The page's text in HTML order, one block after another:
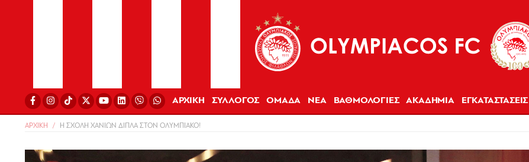
ΑΡΧΙΚΗ ΣΥΛΛΟΓΟΣ ΟΜΑΔΑ ΝΕΑ ΒΑΘΜΟΛΟΓΙΕΣ ΑΚΑΔΗΜΙΑ ΕΓΚΑΤΑΣΤΑΣΕΙΣ
ΑΡΧΙΚΗ Η ΣΧΟΛΗ ΧΑΝΙΩΝ ΔΙΠΛΑ ΣΤΟΝ ΟΛΥΜΠΙΑΚΟ!